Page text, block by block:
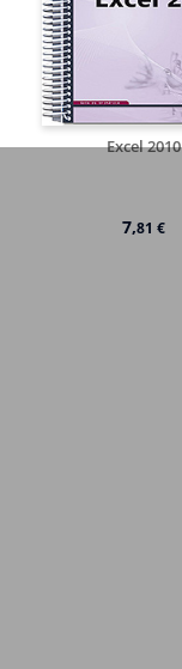
Excel 2010
7,81 €